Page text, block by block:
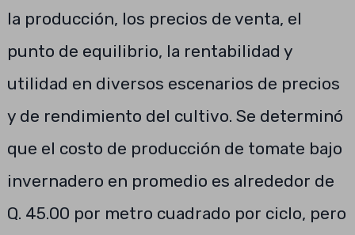
la producción, los precios de venta, el
punto de equilibrio, la rentabilidad y
utilidad en diversos escenarios de precios
y de rendimiento del cultivo. Se determinó
que el costo de producción de tomate bajo
invernadero en promedio es alrededor de
Q. 45.00 por metro cuadrado por ciclo, pero